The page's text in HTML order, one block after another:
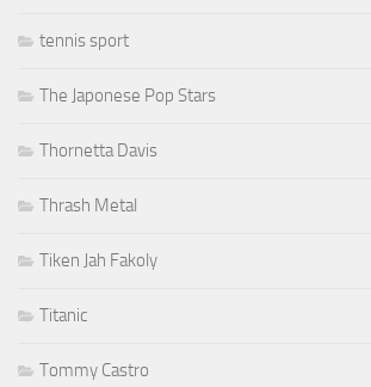
tennis sport
The Japonese Pop Stars
Thornetta Davis
Thrash Metal
Tiken Jah Fakoly
Titanic
Tommy Castro